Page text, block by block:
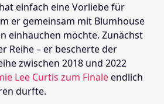
hat einfach eine Vorliebe für
er gemeinsam mit Blumhouse
einhauchen möchte. Zunächst
Reihe – er bescherte der
zwischen 2018 und 2022
Lee Curtis zum Finaleendlich
durfte.